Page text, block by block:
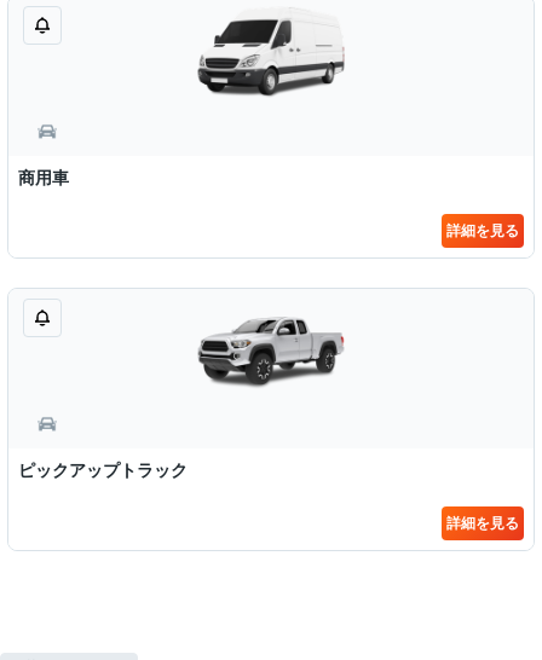
商用車
詳細を見る
ピックアップトラック
詳細を見る